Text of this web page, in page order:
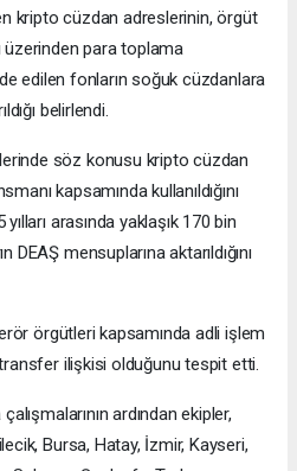
kripto cüzdan adreslerinin, örgüt
üzerinden para toplama
edilen fonların soğuk cüzdanlara
belirlendi.
söz konusu kripto cüzdan
kapsamında kullanıldığını
arasında yaklaşık 170 bin
DEAŞ mensuplarına aktarıldığını
örgütleri kapsamında adli işlem
ilişkisi olduğunu tespit etti.
ardından ekipler,
Bursa, Hatay, İzmir, Kayseri,